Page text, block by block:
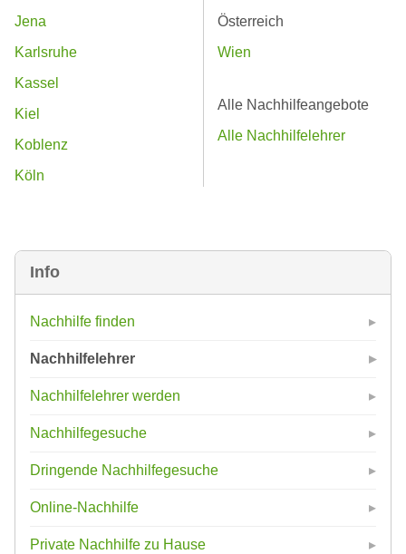
Info
Nachhilfe finden
Nachhilfelehrer
Nachhilfelehrer werden
Nachhilfegesuche
Dringende Nachhilfegesuche
Online-Nachhilfe
Private Nachhilfe zu Hause
Jena
Karlsruhe
Kassel
Kiel
Koblenz
Köln
Österreich
Wien
Alle Nachhilfeangebote
Alle Nachhilfelehrer